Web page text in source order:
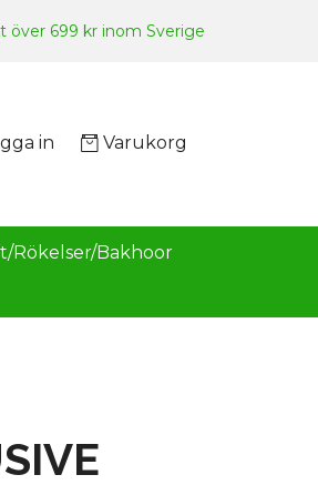
över 699 kr inom Sverige
in Varukorg
Rökelser/Bakhoor